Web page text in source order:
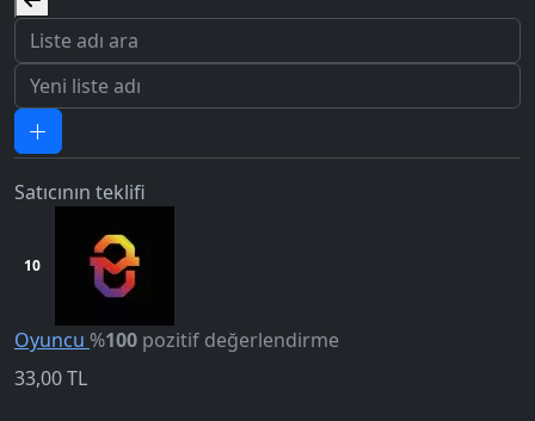
Satıcının teklifi
10
Oyuncu %100 pozitif değerlendirme
33,00TL